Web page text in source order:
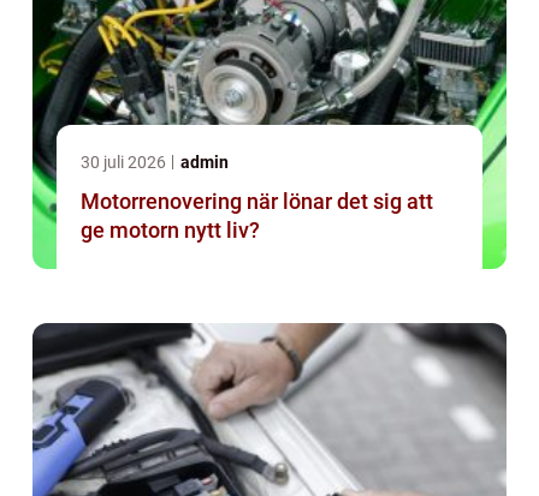
30 juli 2026 admin
Motorrenovering när lönar det sig att
ge motorn nytt liv?